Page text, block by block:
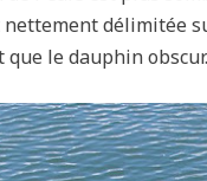
délimitée
le dauphin obscur.